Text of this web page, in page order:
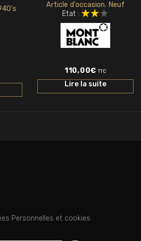
Article d'occasion. Neuf
Etat :
110,00€ TTC
Lire la suite
Personnelles et cookies